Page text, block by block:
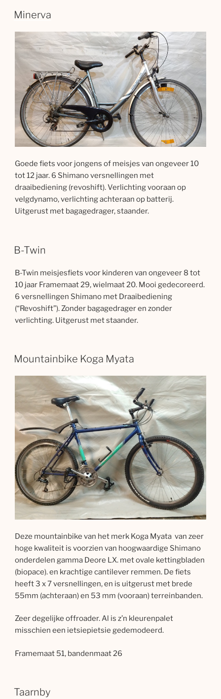
Minerva
Goede fiets voor jongens of meisjes van ongeveer 10
tot 12 jaar. 6 Shimano versnellingen met
draaibediening (revoshift). Verlichting vooraan op
velgdynamo, verlichting achteraan op batterij.
Uitgerust met bagagedrager, staander.
B-Twin
B-Twin meisjesfiets voor kinderen van ongeveer 8 tot
10 jaar Framemaat 29, wielmaat 20. Mooi gedecoreerd.
6 versnellingen Shimano met Draaibediening
(“Revoshift”). Zonder bagagedrager en zonder
verlichting. Uitgerust met staander.
Mountainbike Koga Myata
Deze mountainbike van het merk Koga Myata van zeer
hoge kwaliteit is voorzien van hoogwaardige Shimano
onderdelen gamma Deore LX. met ovale kettingbladen
(biopace). en krachtige cantilever remmen. De fiets
heeft 3 x 7 versnellingen, en is uitgerust met brede
55mm (achteraan) en 53 mm (vooraan) terreinbanden.
Zeer degelijke offroader. Al is z’n kleurenpalet
misschien een ietsiepietsie gedemodeerd.
Framemaat 51, bandenmaat 26
Taarnby